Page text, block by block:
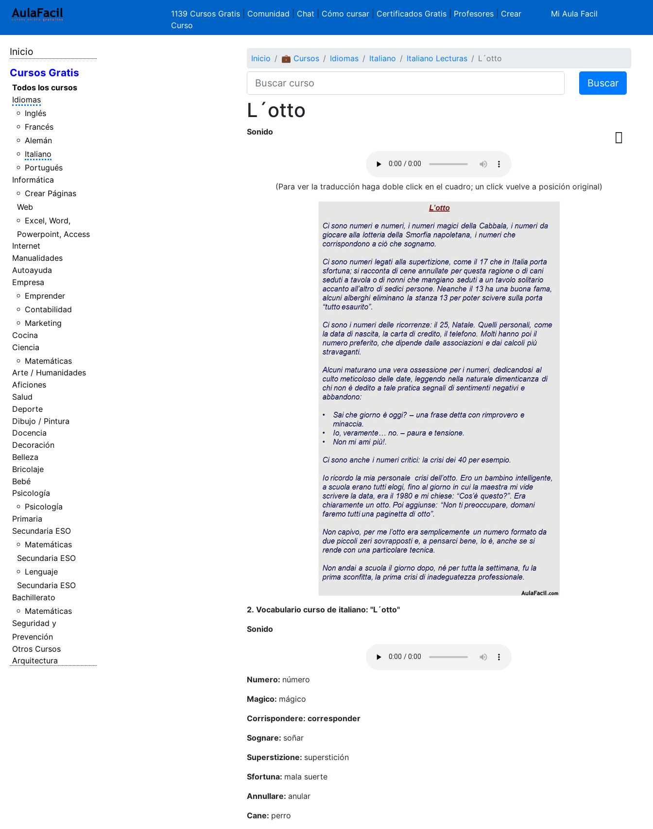
1139 Cursos Gratis Comunidad Chat Cómo cursar| Certificados Gratis| Profesores| Crear
Curso
Mi Aula Facil
Inicio
Cursos Gratis
Todos los cursos
Idiomas
Inglés
Francés
Alemán
Italiano
Portugués
Informática
Crear Páginas
Web
Excel, Word,
Powerpoint, Access
Internet
Manualidades
Autoayuda
Empresa
Emprender
Contabilidad
Marketing
Cocina
Ciencia
Matemáticas
Arte / Humanidades
Aficiones
Salud
Deporte
Dibujo / Pintura
Docencia
Decoración
Belleza
Bricolaje
Bebé
Psicología
Psicología
Primaria
Secundaria ESO
Matemáticas
Secundaria ESO
Lenguaje
Secundaria ESO
Bachillerato
Matemáticas
Seguridad y
Prevención
Otros Cursos
Arquitectura
Inicio 💼 Cursos Idiomas Italiano Italiano Lecturas L´otto
Buscar
L´otto
Sonido
(Para ver la traducción haga doble click en el cuadro; un click vuelve a posición original)
2. Vocabulario curso de italiano: "L´otto"
Sonido
Numero: número
Magico: mágico
Corrispondere: corresponder
Sognare: soñar
Superstizione: superstición
Sfortuna: mala suerte
Annullare: anular
Cane: perro